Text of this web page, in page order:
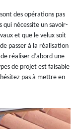
des opérations pas
qui nécessite un savoir-
et que le velux soit
passer à la réalisation
réaliser d’abord une
de projet est faisable
pas à mettre en